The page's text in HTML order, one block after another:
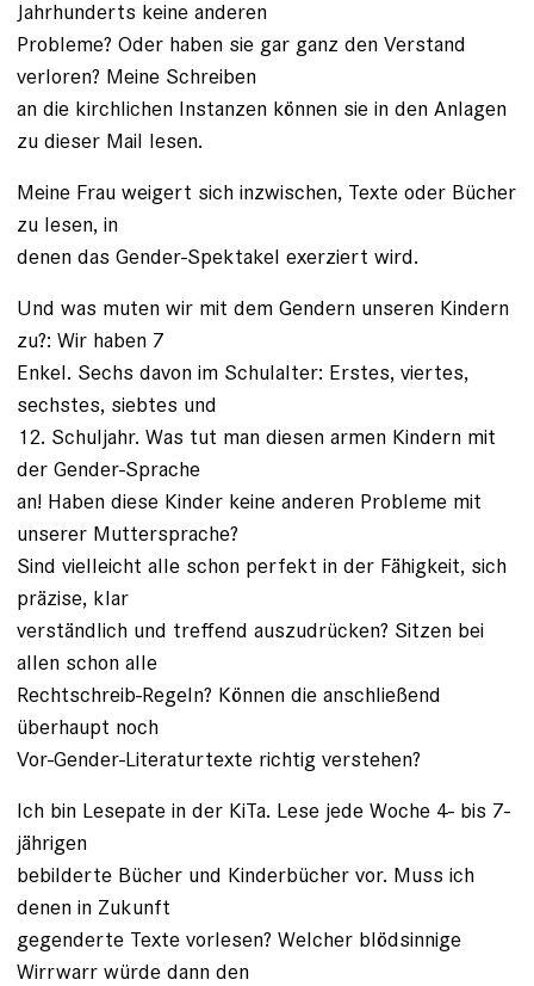
Jahrhunderts keine anderen
Probleme? Oder haben sie gar ganz den Verstand
verloren? Meine Schreiben
an die kirchlichen Instanzen können sie in den Anlagen
zu dieser Mail lesen.
Meine Frau weigert sich inzwischen, Texte oder Bücher
zu lesen, in
denen das Gender-Spektakel exerziert wird.
Und was muten wir mit dem Gendern unseren Kindern
zu?: Wir haben 7
Enkel. Sechs davon im Schulalter: Erstes, viertes,
sechstes, siebtes und
12. Schuljahr. Was tut man diesen armen Kindern mit
der Gender-Sprache
an! Haben diese Kinder keine anderen Probleme mit
unserer Muttersprache?
Sind vielleicht alle schon perfekt in der Fähigkeit, sich
präzise, klar
verständlich und treffend auszudrücken? Sitzen bei
allen schon alle
Rechtschreib-Regeln? Können die anschließend
überhaupt noch
Vor-Gender-Literaturtexte richtig verstehen?
Ich bin Lesepate in der KiTa. Lese jede Woche 4- bis 7-
jährigen
bebilderte Bücher und Kinderbücher vor. Muss ich
denen in Zukunft
gegenderte Texte vorlesen? Welcher blödsinnige
Wirrwarr würde dann den